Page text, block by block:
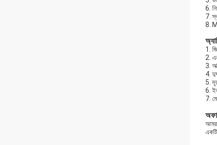
6.
7.
8.
1.
2.
3.
4.
5.
6.
7.